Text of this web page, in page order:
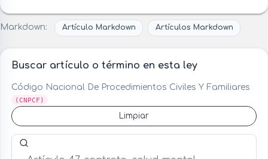
Markdown: Artículo Markdown Artículos Markdown
Buscar artículo o término en esta ley
Código Nacional De Procedimientos Civiles Y Familiares
(CNPCF)
Limpiar
Buscar artículo o término en esta ley